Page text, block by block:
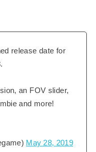
release date for
an FOV slider,
and more!
May 28, 2019